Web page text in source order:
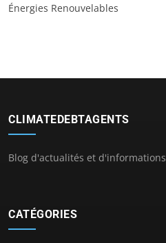
Énergies Renouvelables
CLIMATEDEBTAGENTS
Blog d'actualités et d'informations
CATÉGORIES